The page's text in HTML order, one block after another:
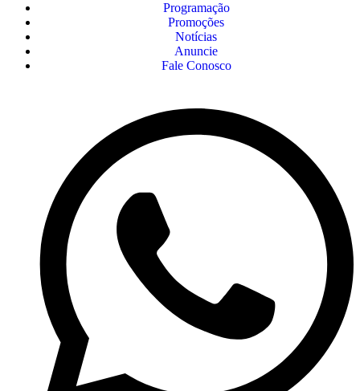
Programação
Promoções
Notícias
Anuncie
Fale Conosco